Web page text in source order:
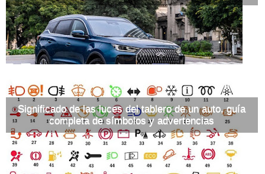
Significado de las luces del tablero de un auto, guía
completa de símbolos y advertencias